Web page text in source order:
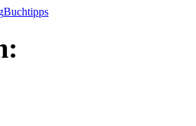
Buchtipps